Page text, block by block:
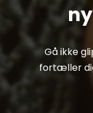
Gå ikke
fortæller